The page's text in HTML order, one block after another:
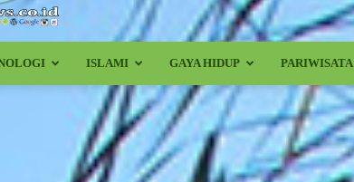
ISLAMI GAYA HIDUP PARIWISATA